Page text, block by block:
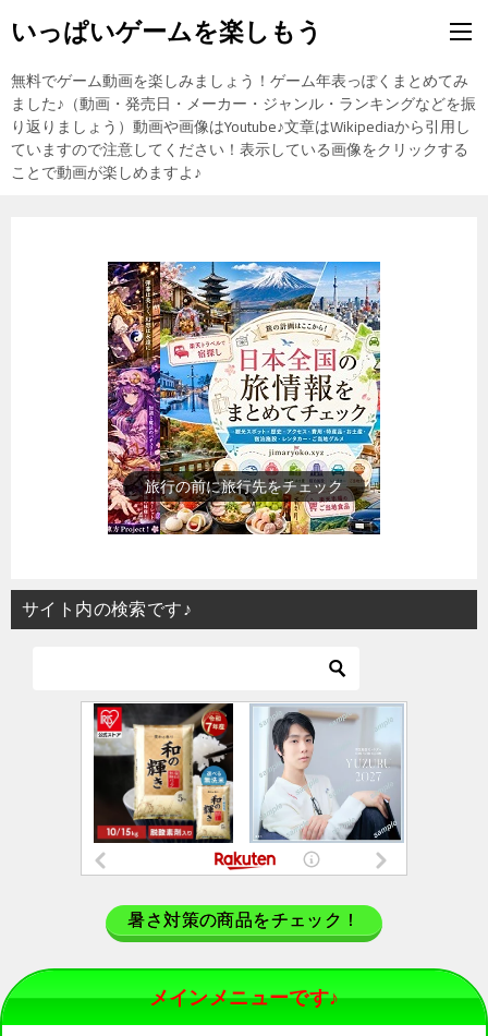
いっぱいゲームを楽しもう
無料でゲーム動画を楽しみましょう！ゲーム年表っぽくまとめてみ
ました♪（動画・発売日・メーカー・ジャンル・ランキングなどを振
り返りましょう）動画や画像はYoutube♪文章はWikipediaから引用し
ていますので注意してください！表示している画像をクリックする
ことで動画が楽しめますよ♪
旅行の前に旅行先をチェック
サイト内の検索です♪
暑さ対策の商品をチェック！
メインメニューです♪